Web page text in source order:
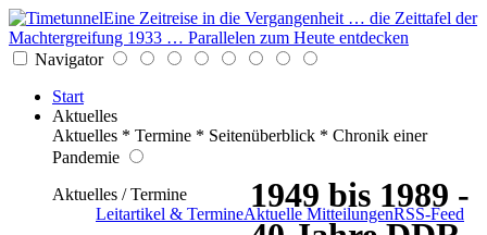
Eine Zeitreise in die Vergangenheit … die Zeittafel der
Machtergreifung 1933 … Parallelen zum Heute entdecken
Navigator
Start
Aktuelles
Aktuelles * Termine * Seitenüberblick * Chronik einer
Pandemie
Aktuelles / Termine
Leitartikel & TermineAktuelle MitteilungenRSS-Feed
1949 bis 1989 -